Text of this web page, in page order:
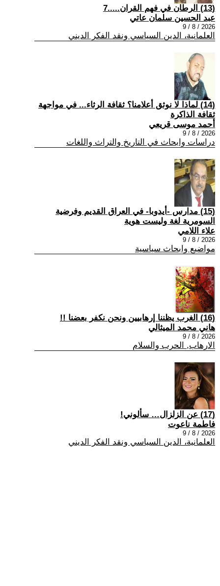
(13) الرطان في فهم القران.....7
عبد الحسين سلمان عاتي
2026 / 8 / 9
العلمانية، الدين السياسي ونقد الفكر الديني
(14) لماذا لا نوثق أعلامنا؟ ثقافة الرثاء... في مواجهة
ثقافة الذاكرة
أحمد موسى قريعي
2026 / 8 / 9
دراسات وابحاث في التاريخ والتراث واللغات
(15) مدارس -أيدوبا- في العراق القديم وفرضية
السومرية لغة وليست هوية
علاء اللامي
2026 / 8 / 9
مواضيع وابحاث سياسية
(16) الغرب يظننا إرهابيين ونحن نكفر بعضنا !!
هاني محمد الميثالي
2026 / 8 / 9
الارهاب, الحرب والسلام
(17) عن الزلزال… سألوني!
فاطمة ناعوت
2026 / 8 / 9
العلمانية، الدين السياسي ونقد الفكر الديني